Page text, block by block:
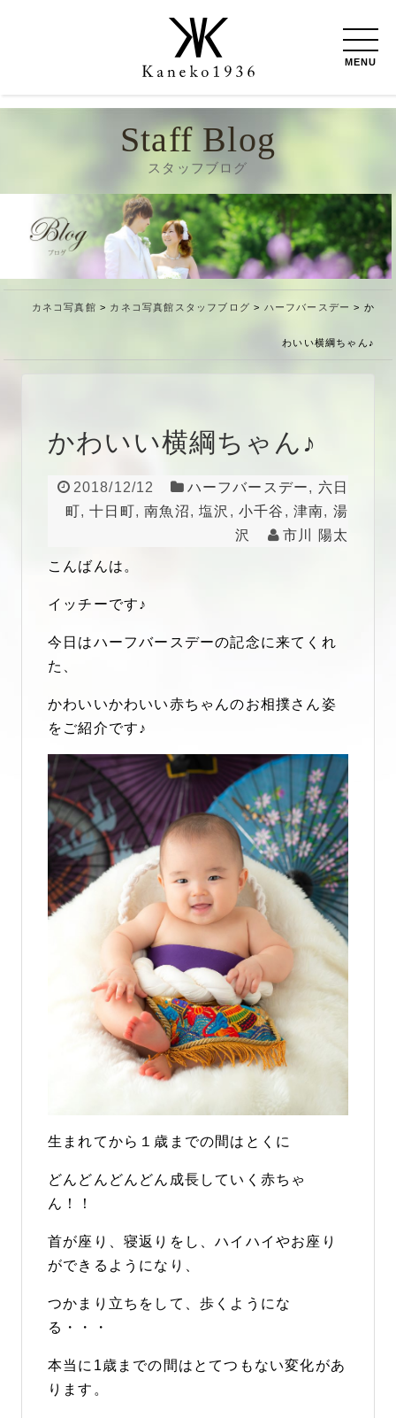
MENU
Staff Blog
スタッフブログ
カネコ写真館 > カネコ写真館スタッフブログ > ハーフバースデー > か
わいい横綱ちゃん♪
かわいい横綱ちゃん♪
2018/12/12 ハーフバースデー, 六日
町,十日町,南魚沼,塩沢 , 小千谷 , 津南, 湯
沢
市川 陽太
こんばんは。
イッチーです♪
今日はハーフバースデーの記念に来てくれ
た、
かわいいかわいい赤ちゃんのお相撲さん姿
をご紹介です♪
生まれてから１歳までの間はとくに
どんどんどんどん成長していく赤ちゃ
ん！！
首が座り、寝返りをし、ハイハイやお座り
ができるようになり、
つかまり立ちをして、歩くようにな
る・・・
本当に1歳までの間はとてつもない変化があ
ります。